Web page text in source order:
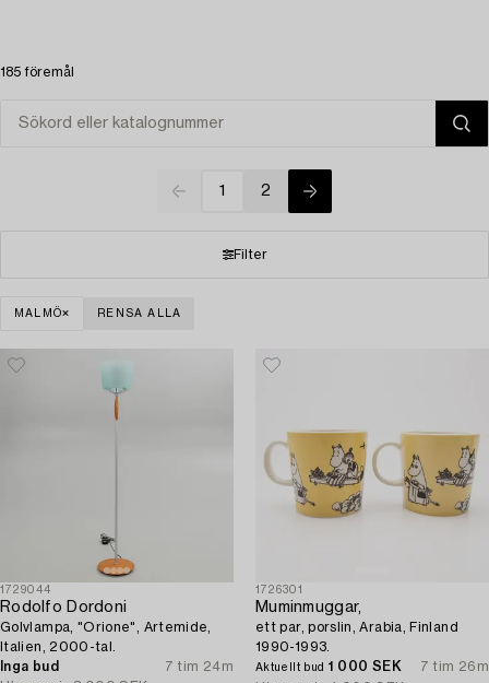
185 föremål
1 2
Filter
MALMÖ RENSA ALLA
1729044
Rodolfo Dordoni
Golvlampa, "Orione", Artemide,
Italien, 2000-tal.
Inga bud
7 tim 24m
1726301
Muminmuggar,
ett par, porslin, Arabia, Finland
1990-1993.
Aktuellt bud 1 000 SEK
7 tim 26m